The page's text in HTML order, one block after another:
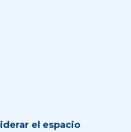
el espacio